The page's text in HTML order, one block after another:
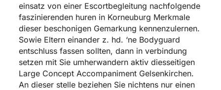
einsatz von einer Escortbegleitung nachfolgende
faszinierenden huren in Korneuburg Merkmale
dieser beschonigen Gemarkung kennenzulernen.
Sowie Eltern einander z. hd. ‘ne Bodyguard
entschluss fassen sollten, dann in verbindung
setzen mit Sie umherwandern aktiv diesseitigen
Large Concept Accompaniment Gelsenkirchen.
An dieser stelle beziehen Sie nichtens nur einen